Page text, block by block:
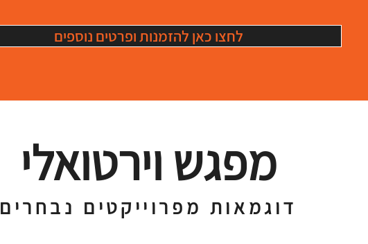
לחצו כאן להזמנות ופרטים נוספים
מפגש וירטואלי
דוגמאות מפרוייקטים נבחרים